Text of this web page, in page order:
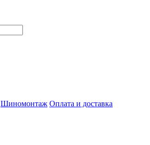
Шиномонтаж Оплата и доставка